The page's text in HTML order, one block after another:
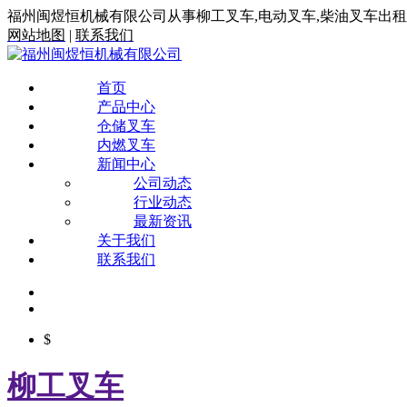
福州闽煜恒机械有限公司从事柳工叉车,电动叉车,柴油叉车出租
网站地图 | 联系我们
首页
产品中心
仓储叉车
内燃叉车
新闻中心
公司动态
行业动态
最新资讯
关于我们
联系我们
$
柳工叉车